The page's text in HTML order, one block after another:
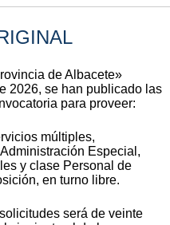
de Albacete»
2026, se han publicado las
para proveer:
múltiples,
Especial,
y clase Personal de
en turno libre.
será de veinte